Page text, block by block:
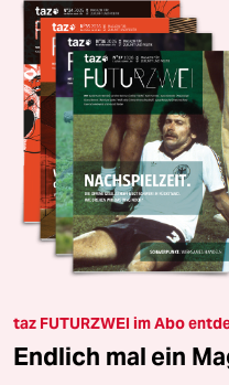
taz FUTURZWEI im Abo
Endlich mal ein